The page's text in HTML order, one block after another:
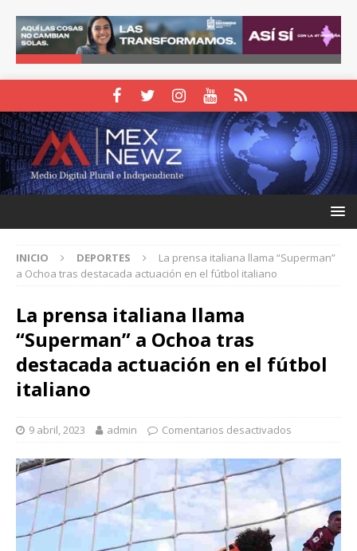
INICIO DEPORTES
La prensa italiana llama “Superman”
a Ochoa tras destacada actuación en el fútbol italiano
La prensa italiana llama
“Superman” a Ochoa tras
destacada actuación en el fútbol
italiano
9 abril, 2023 admin Comentarios desactivados